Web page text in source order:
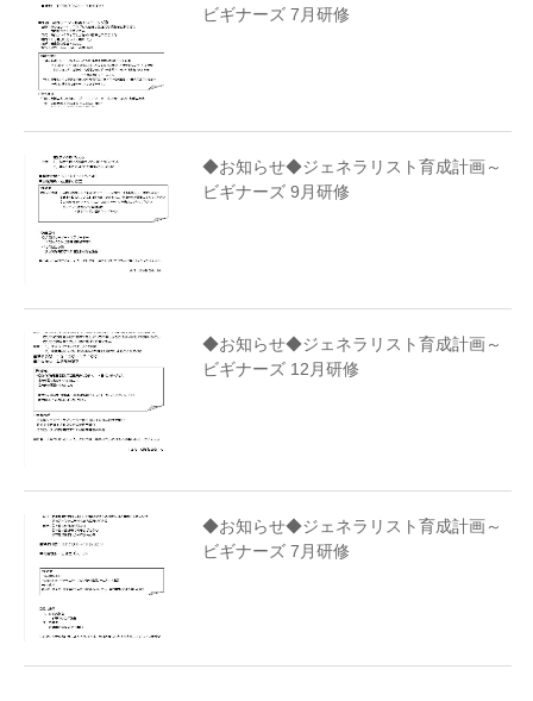
ビギナーズ 7月研修
◆お知らせ◆ジェネラリスト育成計画～
ビギナーズ 9月研修
◆お知らせ◆ジェネラリスト育成計画～
ビギナーズ 12月研修
◆お知らせ◆ジェネラリスト育成計画～
ビギナーズ 7月研修